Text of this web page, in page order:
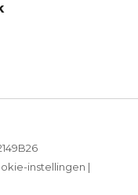
instellingen |